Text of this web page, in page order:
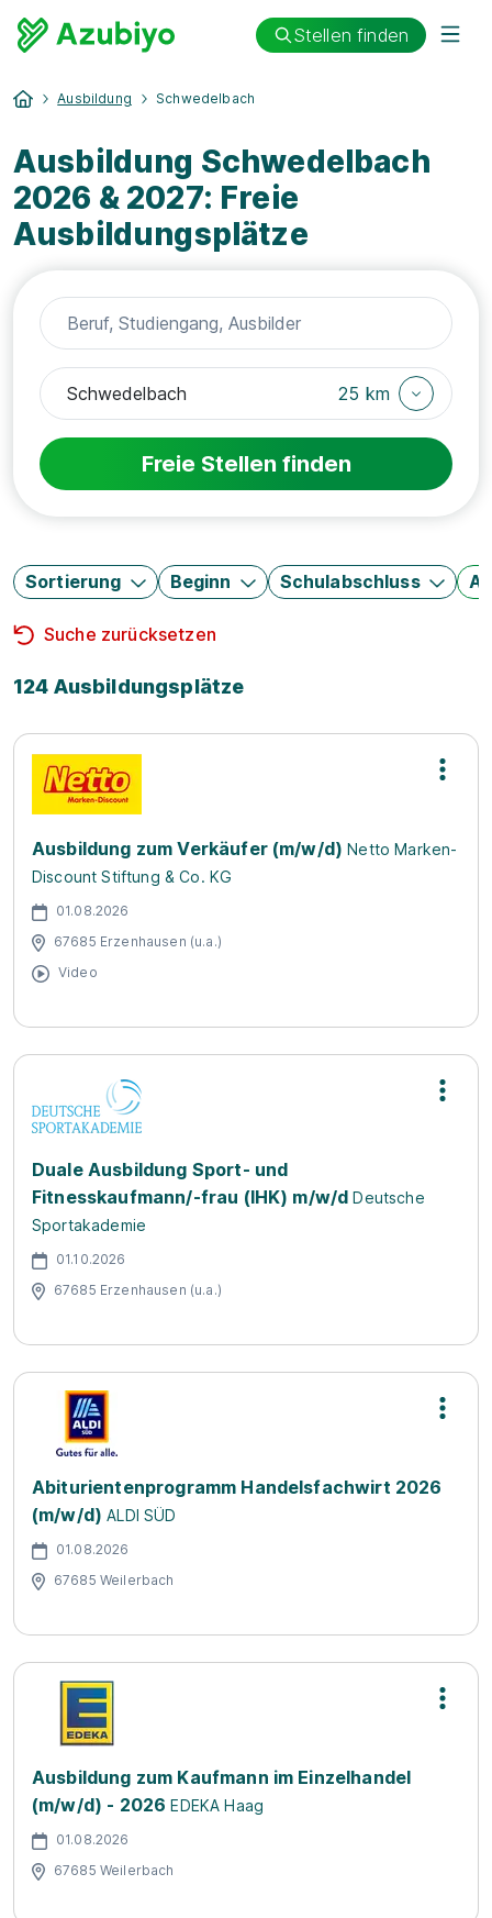
Stellen finden
Ausbildung Schwedelbach
Ausbildung Schwedelbach
2026 & 2027: Freie
Ausbildungsplätze
25 km
Freie Stellen finden
Sortierung Beginn Schulabschluss
Suche zurücksetzen
124 Ausbildungsplätze
Ausbildung zum Verkäufer (m/w/d) Netto Marken-
Discount Stiftung & Co. KG
01.08.2026
67685 Erzenhausen (u.a.)
Video
Duale Ausbildung Sport- und
Fitnesskaufmann/-frau (IHK) m/w/d Deutsche
Sportakademie
01.10.2026
67685 Erzenhausen (u.a.)
Abiturientenprogramm Handelsfachwirt 2026
(m/w/d) ALDI SÜD
01.08.2026
67685 Weilerbach
Ausbildung zum Kaufmann im Einzelhandel
(m/w/d) - 2026 EDEKA Haag
01.08.2026
67685 Weilerbach